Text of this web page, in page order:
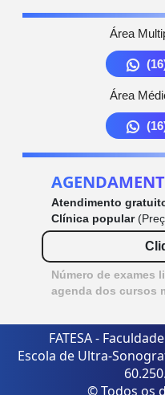
Área
Área
Atendimento
Clínica popular
Número de exames
agenda dos cursos
FATESA -
Escola de Ultra-
© Todos os